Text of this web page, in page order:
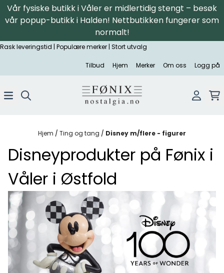
Hopp til innhold
Vår fysiske butikk i Våler er midlertidig stengt – besøk
vår popup-butikk i Halden! Nettbutikken fungerer som
normalt!
Rask leveringstid | Populære merker | Stort utvalg
Tilbud Hjem Merker Om oss Logg på
Hjem / Ting og tang / Disney m/flere - figurer
Disneyprodukter på Fønix i
Våler i Østfold